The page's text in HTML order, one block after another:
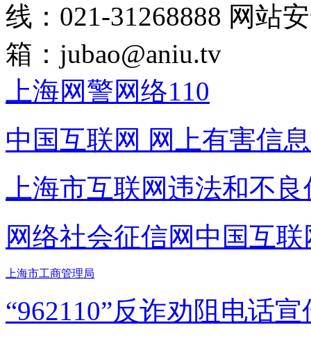
线：021-31268888 网站
箱： jubao@aniu.tv
上海网警网络110
中国互联网 网上有害信
上海市互联网违法和不
网络社会征信网 中国互
上海市工商管理局
“962110”反诈劝阻电话宣